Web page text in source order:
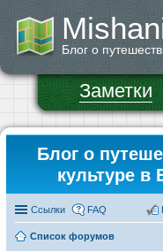
Блог о
Заметки
Блог о
культуре в
Ссылки FAQ
Список форумов